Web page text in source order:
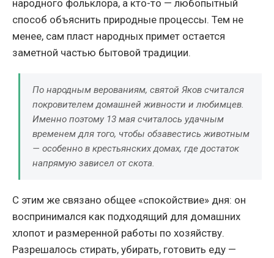
народного фольклора, а кто-то — любопытный
способ объяснить природные процессы. Тем не
менее, сам пласт народных примет остается
заметной частью бытовой традиции.
По народным верованиям, святой Яков считался
покровителем домашней живности и любимцев.
Именно поэтому 13 мая считалось удачным
временем для того, чтобы обзавестись животным
— особенно в крестьянских домах, где достаток
напрямую зависел от скота.
С этим же связано общее «спокойствие» дня: он
воспринимался как подходящий для домашних
хлопот и размеренной работы по хозяйству.
Разрешалось стирать, убирать, готовить еду —